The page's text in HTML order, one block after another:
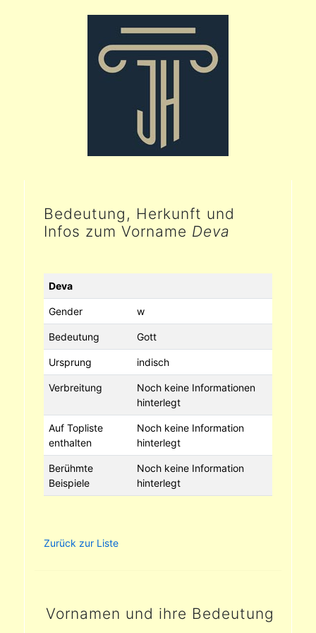
Bedeutung, Herkunft und
Infos zum Vorname Deva
Deva
Gender w
Bedeutung Gott
Ursprung indisch
Verbreitung
Noch keine Informationen
hinterlegt
Auf Topliste
enthalten
Noch keine Information
hinterlegt
Berühmte
Beispiele
Noch keine Information
hinterlegt
Zurück zur Liste
Vornamen und ihre Bedeutung